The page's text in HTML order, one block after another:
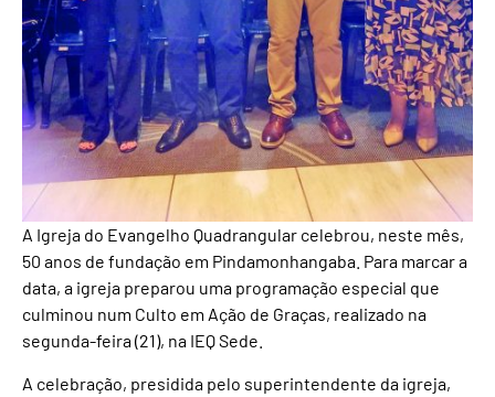
A Igreja do Evangelho Quadrangular celebrou, neste mês,
50 anos de fundação em Pindamonhangaba. Para marcar a
data, a igreja preparou uma programação especial que
culminou num Culto em Ação de Graças, realizado na
segunda-feira (21), na IEQ Sede.
A celebração, presidida pelo superintendente da igreja,